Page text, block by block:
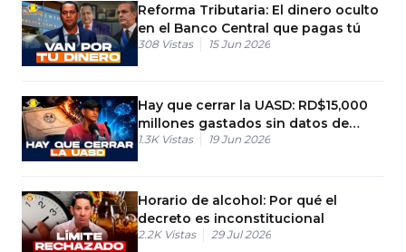
Reforma Tributaria: El dinero oculto
en el Banco Central que pagas tú
308 Vistas 15 Jun 2026
Hay que cerrar la UASD: RD$15,000
millones gastados sin datos de
empleo
1.3K Vistas 19 Jun 2026
Horario de alcohol: Por qué el
decreto es inconstitucional
2.2K Vistas 29 Jul 2026